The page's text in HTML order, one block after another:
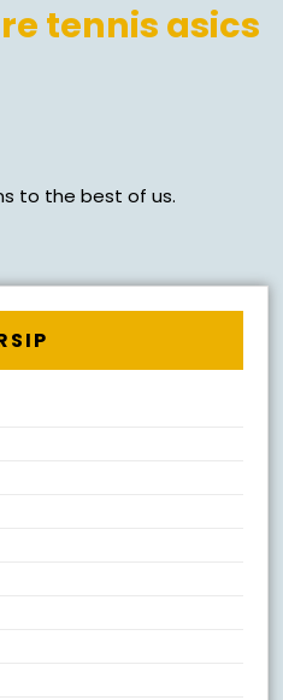
tennis asics
to the best of us.